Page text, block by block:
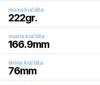
masa kućišta
222gr.
visina kućišta
166.9mm
širina kućišta
76mm